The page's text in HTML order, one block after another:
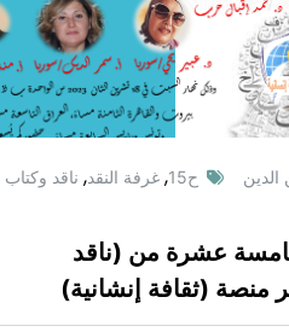
الدين ح15 , غرفة النقد, ناقد وكتاب
عشرة من (ناقد
منصة (ثقافة إنشانية)
المحكم ل(منتدى ثورة